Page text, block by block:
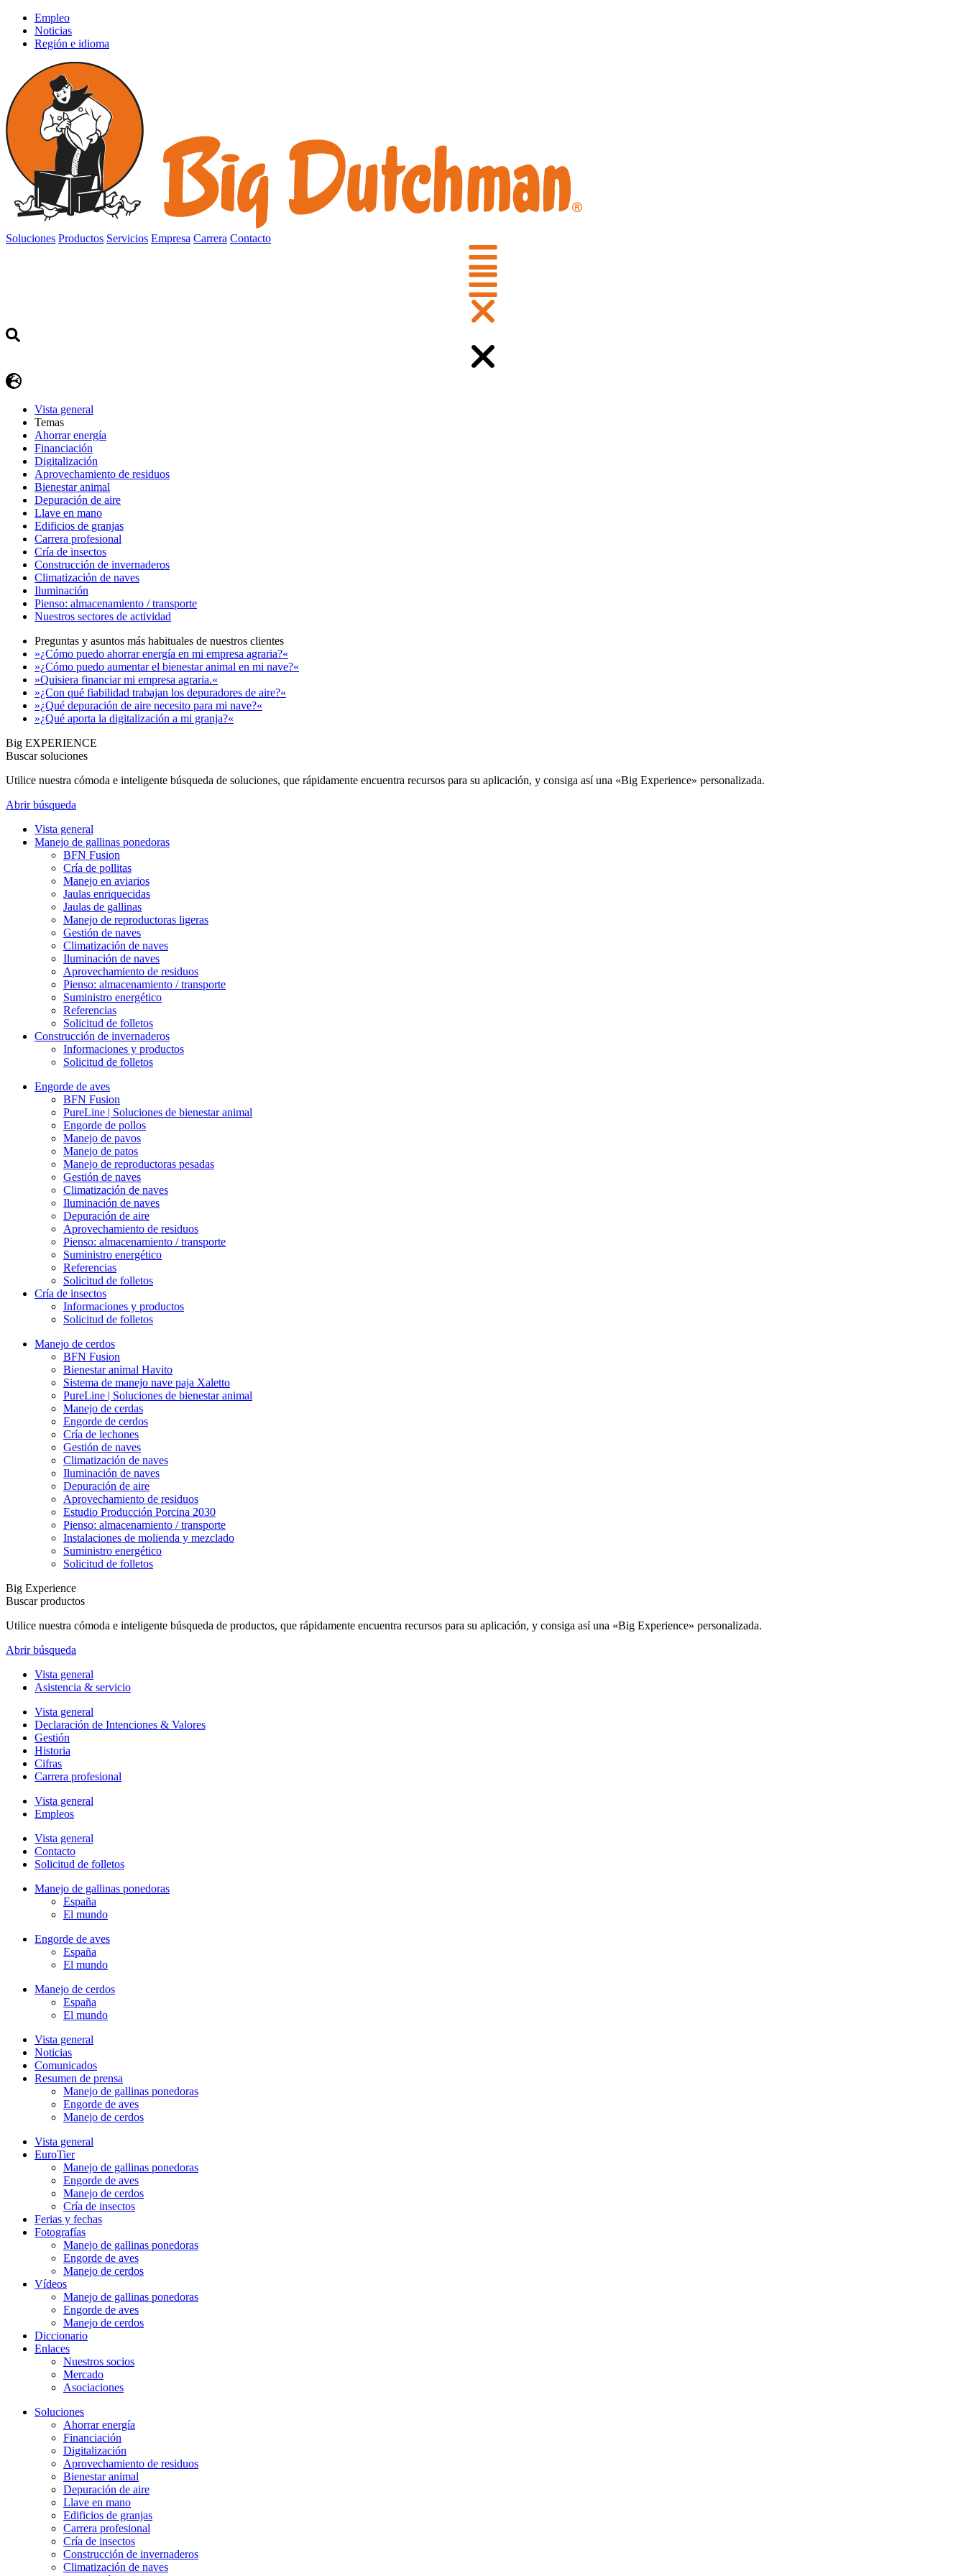
Empleo
Noticias
Región e idioma
Soluciones Productos Servicios Empresa Carrera Contacto
Vista general
Temas
Ahorrar energía
Financiación
Digitalización
Aprovechamiento de residuos
Bienestar animal
Depuración de aire
Llave en mano
Edificios de granjas
Carrera profesional
Cría de insectos
Construcción de invernaderos
Climatización de naves
Iluminación
Pienso: almacenamiento / transporte
Nuestros sectores de actividad
Preguntas y asuntos más habituales de nuestros clientes
»¿Cómo puedo ahorrar energía en mi empresa agraria?«
»¿Cómo puedo aumentar el bienestar animal en mi nave?«
»Quisiera financiar mi empresa agraria.«
»¿Con qué fiabilidad trabajan los depuradores de aire?«
»¿Qué depuración de aire necesito para mi nave?«
»¿Qué aporta la digitalización a mi granja?«
Big EXPERIENCE
Buscar soluciones
Utilice nuestra cómoda e inteligente búsqueda de soluciones, que rápidamente encuentra recursos para su aplicación, y consiga así una «Big Experience» personalizada.
Abrir búsqueda
Vista general
Manejo de gallinas ponedoras
BFN Fusion
Cría de pollitas
Manejo en aviarios
Jaulas enriquecidas
Jaulas de gallinas
Manejo de reproductoras ligeras
Gestión de naves
Climatización de naves
Iluminación de naves
Aprovechamiento de residuos
Pienso: almacenamiento / transporte
Suministro energético
Referencias
Solicitud de folletos
Construcción de invernaderos
Informaciones y productos
Solicitud de folletos
Engorde de aves
BFN Fusion
PureLine | Soluciones de bienestar animal
Engorde de pollos
Manejo de pavos
Manejo de patos
Manejo de reproductoras pesadas
Gestión de naves
Climatización de naves
Iluminación de naves
Depuración de aire
Aprovechamiento de residuos
Pienso: almacenamiento / transporte
Suministro energético
Referencias
Solicitud de folletos
Cría de insectos
Informaciones y productos
Solicitud de folletos
Manejo de cerdos
BFN Fusion
Bienestar animal Havito
Sistema de manejo nave paja Xaletto
PureLine | Soluciones de bienestar animal
Manejo de cerdas
Engorde de cerdos
Cría de lechones
Gestión de naves
Climatización de naves
Iluminación de naves
Depuración de aire
Aprovechamiento de residuos
Estudio Producción Porcina 2030
Pienso: almacenamiento / transporte
Instalaciones de molienda y mezclado
Suministro energético
Solicitud de folletos
Big Experience
Buscar productos
Utilice nuestra cómoda e inteligente búsqueda de productos, que rápidamente encuentra recursos para su aplicación, y consiga así una «Big Experience» personalizada.
Abrir búsqueda
Vista general
Asistencia & servicio
Vista general
Declaración de Intenciones & Valores
Gestión
Historia
Cifras
Carrera profesional
Vista general
Empleos
Vista general
Contacto
Solicitud de folletos
Manejo de gallinas ponedoras
España
El mundo
Engorde de aves
España
El mundo
Manejo de cerdos
España
El mundo
Vista general
Noticias
Comunicados
Resumen de prensa
Manejo de gallinas ponedoras
Engorde de aves
Manejo de cerdos
Vista general
EuroTier
Manejo de gallinas ponedoras
Engorde de aves
Manejo de cerdos
Cría de insectos
Ferias y fechas
Fotografías
Manejo de gallinas ponedoras
Engorde de aves
Manejo de cerdos
Vídeos
Manejo de gallinas ponedoras
Engorde de aves
Manejo de cerdos
Diccionario
Enlaces
Nuestros socios
Mercado
Asociaciones
Soluciones
Ahorrar energía
Financiación
Digitalización
Aprovechamiento de residuos
Bienestar animal
Depuración de aire
Llave en mano
Edificios de granjas
Carrera profesional
Cría de insectos
Construcción de invernaderos
Climatización de naves